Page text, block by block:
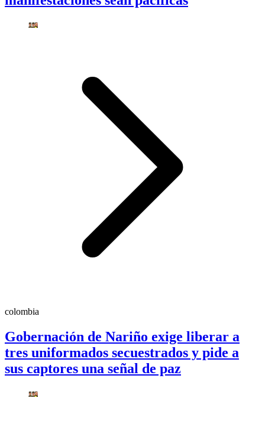
colombia
Gobernación de Nariño exige liberar a
tres uniformados secuestrados y pide a
sus captores una señal de paz